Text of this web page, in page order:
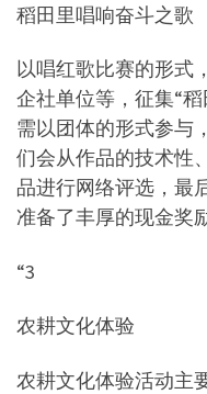
稻田里唱响奋斗之歌
以唱红歌比赛的形式
企社单位等，征集“
需以团体的形式参与
们会从作品的技术性
品进行网络评选，最
准备了丰厚的现金奖
“3
农耕文化体验
农耕文化体验活动主